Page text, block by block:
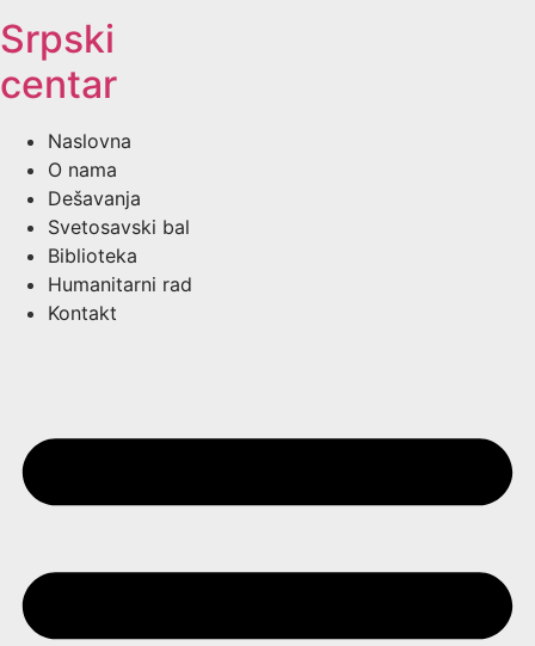
Srpski
centar
Naslovna
O nama
Dešavanja
Svetosavski bal
Biblioteka
Humanitarni rad
Kontakt